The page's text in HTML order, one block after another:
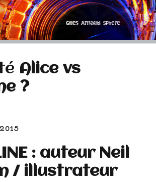
Alice vs
?
: auteur Neil
/ illustrateur